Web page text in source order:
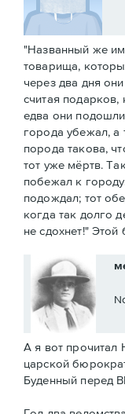
"Названный же
товарища,
через два дня
считая
едва они
города убежал, а
порода такова,
тот уже мёртв.
побежал к
подождал; тот
когда так долго
не сдохнет!"
А я вот прочитал
царской
Буденный перед